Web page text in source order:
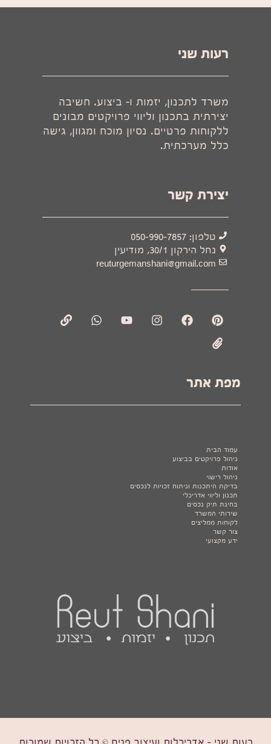
רעות שני
משרד לתכנון, יזמות ו- ביצוע. חשיבה
יצירתית בתכנון וליווי פרויקטים מבונים
ללקוחות פרטיים. נסיון מוכח ומגוון, גישה
כלל מערכתית.
יצירת קשר
טלפון: 050-990-7857
נחל הירקון 30/1, מודיעין
reuturgemanshani@gmail.com
מפת אתר
עמוד הבית
ניהול פרויקטים בביצוע
אודות
ניהול רישוי
בדיקת היתכנות וניתוח זכויות לנכסים
תכנון וליווי אדריכלי
בחינת תיק נכסים
שירותי המשרד
לקוחות ממליצים
צור קשר
ידע מקצועי